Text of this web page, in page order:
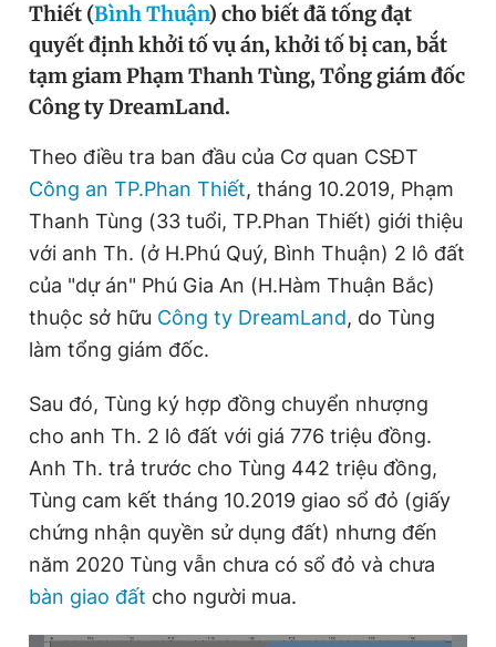
Video Magazine
Sản phẩm khác
Tiện ích Bạn cần biết
Thông tin tòa soạn Liên hệ quảng cáo
Đọc Thanh Niên trên điện thoại
Theo dõi báo trên
Hotline
0906 645 777
Liên hệ quảng cáo
Thiết (Bình Thuận) cho biết đã tống đạt
quyết định khởi tố vụ án, khởi tố bị can, bắt
tạm giam Phạm Thanh Tùng, Tổng giám đốc
Công ty DreamLand.
Theo điều tra ban đầu của Cơ quan CSĐT
Công an TP.Phan Thiết, tháng 10.2019, Phạm
Thanh Tùng (33 tuổi, TP.Phan Thiết) giới thiệu
với anh Th. (ở H.Phú Quý, Bình Thuận) 2 lô đất
của "dự án" Phú Gia An (H.Hàm Thuận Bắc)
thuộc sở hữu Công ty DreamLand, do Tùng
làm tổng giám đốc.
Sau đó, Tùng ký hợp đồng chuyển nhượng
cho anh Th. 2 lô đất với giá 776 triệu đồng.
Anh Th. trả trước cho Tùng 442 triệu đồng,
Tùng cam kết tháng 10.2019 giao sổ đỏ (giấy
chứng nhận quyền sử dụng đất) nhưng đến
năm 2020 Tùng vẫn chưa có sổ đỏ và chưa
bàn giao đất cho người mua.